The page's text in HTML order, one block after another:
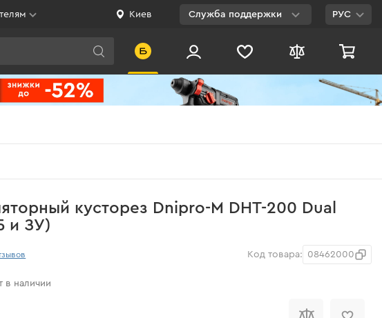
Киев Служба поддержки
0 800 200 500
РУС
кусторез Dnipro-M DHT-200 Dual
и ЗУ)
Код товара: 08462000
в наличии